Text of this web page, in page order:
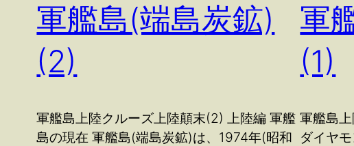
軍艦島(端島炭鉱)
(2)
軍艦島上陸クルーズ上陸顛末(2) 上陸編 軍艦
島の現在 軍艦島(端島炭鉱)は、1974年(昭和
軍
(1)
軍艦島
ダイヤ